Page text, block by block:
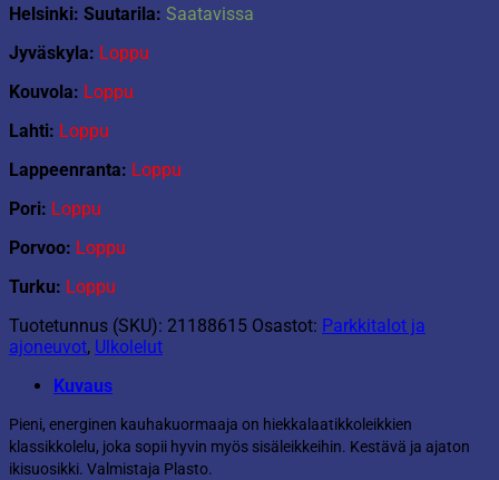
Helsinki: Suutarila: Saatavissa
Jyväskyla: Loppu
Kouvola: Loppu
Lahti: Loppu
Lappeenranta: Loppu
Pori: Loppu
Porvoo: Loppu
Turku: Loppu
Tuotetunnus (SKU): 21188615 Osastot: Parkkitalot ja
ajoneuvot, Ulkolelut
Kuvaus
Pieni, energinen kauhakuormaaja on hiekkalaatikkoleikkien
klassikkolelu, joka sopii hyvin myös sisäleikkeihin. Kestävä ja ajaton
ikisuosikki. Valmistaja Plasto.